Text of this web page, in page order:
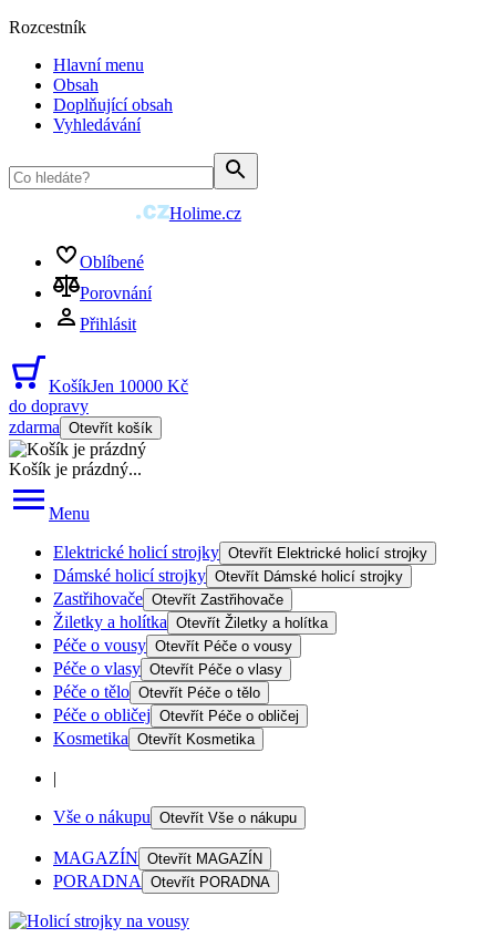
Rozcestník
Hlavní menu
Obsah
Doplňující obsah
Vyhledávání
Holime.cz
Oblíbené
Porovnání
Přihlásit
KošíkJen 10000 Kč
do dopravy
zdarma Otevřít košík
Košík je prázdný...
Menu
Elektrické holicí strojky Otevřít Elektrické holicí strojky
Dámské holicí strojky Otevřít Dámské holicí strojky
Zastřihovače Otevřít Zastřihovače
Žiletky a holítka Otevřít Žiletky a holítka
Péče o vousy Otevřít Péče o vousy
Péče o vlasy Otevřít Péče o vlasy
Péče o tělo Otevřít Péče o tělo
Péče o obličej Otevřít Péče o obličej
Kosmetika Otevřít Kosmetika
|
Vše o nákupu Otevřít Vše o nákupu
MAGAZÍN Otevřít MAGAZÍN
PORADNA Otevřít PORADNA